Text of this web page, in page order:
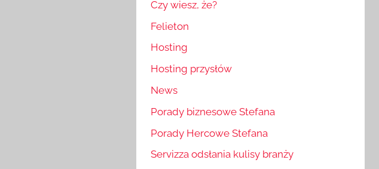
Czy wiesz, że?
Felieton
Hosting
Hosting przysłów
News
Porady biznesowe Stefana
Porady Hercowe Stefana
Servizza odsłania kulisy branży